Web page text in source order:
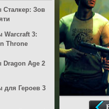
Зов
Warcraft 3:
Throne
Age 2
для Героев 3